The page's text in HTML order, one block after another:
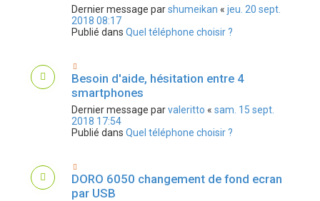
Dernier message parshumeikan « jeu. 20 sept.
2018 08:17
Publié dans Quel téléphone choisir ?
Besoin d'aide, hésitation entre 4
smartphones
Dernier message parvaleritto « sam. 15 sept.
2018 17:54
Publié dans Quel téléphone choisir ?
DORO 6050 changement de fond ecran
par USB